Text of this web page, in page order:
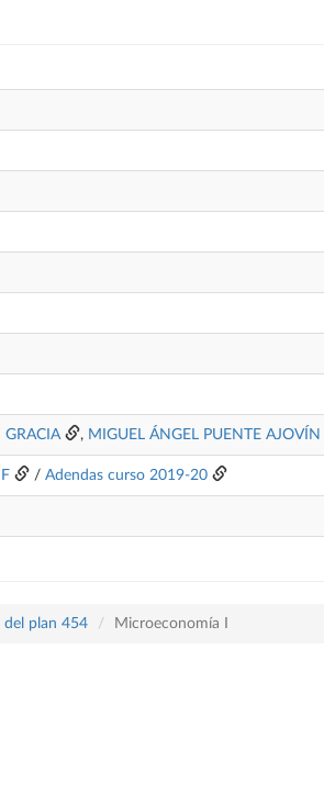
GRACIA , MIGUEL ÁNGEL PUENTE AJOVÍN
/ Adendas curso 2019-20
del plan 454 Microeconomía I